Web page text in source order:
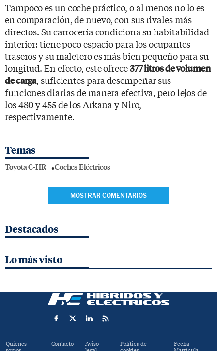
Tampoco es un coche práctico, o al menos no lo es
en comparación, de nuevo, con sus rivales más
directos. Su carrocería condiciona su habitabilidad
interior: tiene poco espacio para los ocupantes
traseros y su maletero es más bien pequeño para su
longitud. En efecto, este ofrece377 litros de volumen
de carga, suficientes para desempeñar sus
funciones diarias de manera efectiva, pero lejos de
los 480 y 455 de los Arkana y Niro,
respectivamente.
Temas
Toyota C-HR Coches Eléctricos
MOSTRAR COMENTARIOS
Destacados
Lo más visto
Quienes Contacto Aviso Política de Fecha